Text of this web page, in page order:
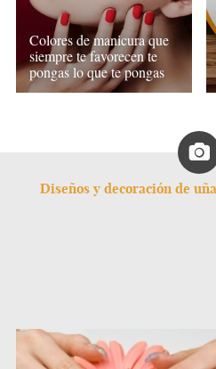
Colores de manicura que
siempre te favorecen te
pongas lo que te pongas
Diseños y decoración de